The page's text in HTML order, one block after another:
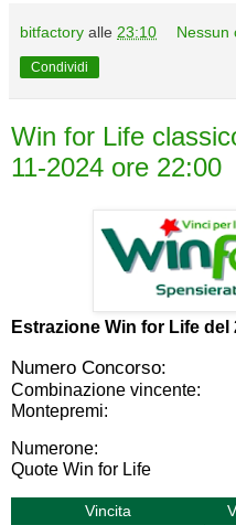
bitfactory alle 23:10 Nessun
Condividi
Win for Life
11-2024 ore 22:00
Estrazione Win for Life del
Numero Concorso:
Combinazione vincente:
Montepremi:
Numerone:
Quote Win for Life
Vincita